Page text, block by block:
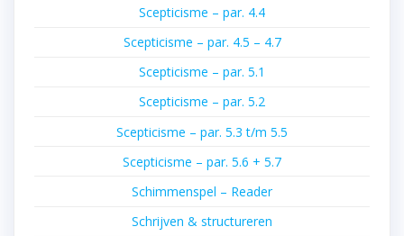
Scepticisme – par. 4.4
Scepticisme – par. 4.5 – 4.7
Scepticisme – par. 5.1
Scepticisme – par. 5.2
Scepticisme – par. 5.3 t/m 5.5
Scepticisme – par. 5.6 + 5.7
Schimmenspel – Reader
Schrijven & structureren